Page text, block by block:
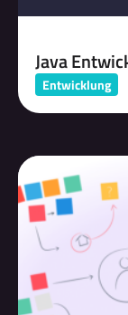
Java
Entwicklung